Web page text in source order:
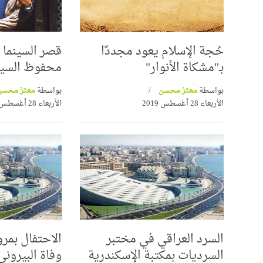
حُجة الإسلام يعود مجددًا
بـ"مشكاة الأنوار"
بواسطةمعتز محسن
الأربعاء 28 أغسطس 2019
قصر
محفوظ
بواسطةمعتز
الأربعاء 28 أغسطس 2019
السرد العراقي في مختبر
السرديات بمكتبة الإسكندرية
الاحتفال
وفاة